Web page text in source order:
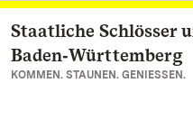
Zum Hauptinhalt
Staatliche Schlösser
Baden‑Württemberg
KOMMEN. STAUNEN. GENIESSEN.